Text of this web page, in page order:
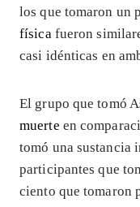
los que tomaron un
física fueron
casi idénticas en
El grupo que tomó
muerte en
tomó una sustancia
participantes que
ciento que tomaron